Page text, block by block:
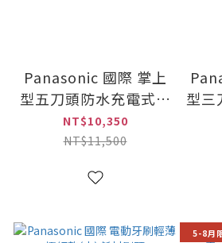
Panasonic 國際 掌上
型五刀頭防水充電式電
鬍刀(ES-PV6A-W)
NT$10,350
NT$11,500
型三
5-8月